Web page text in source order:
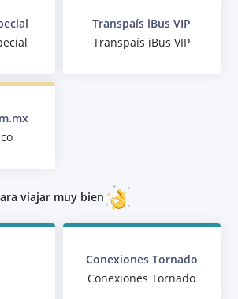
Transpaís iBus VIP
Transpaís iBus VIP
viajar muy bien
Conexiones Tornado
Conexiones Tornado